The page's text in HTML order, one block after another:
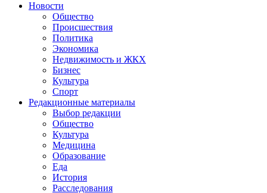
Новости
Общество
Происшествия
Политика
Экономика
Недвижимость и ЖКХ
Бизнес
Культура
Спорт
Редакционные материалы
Выбор редакции
Общество
Культура
Медицина
Образование
Еда
История
Расследования